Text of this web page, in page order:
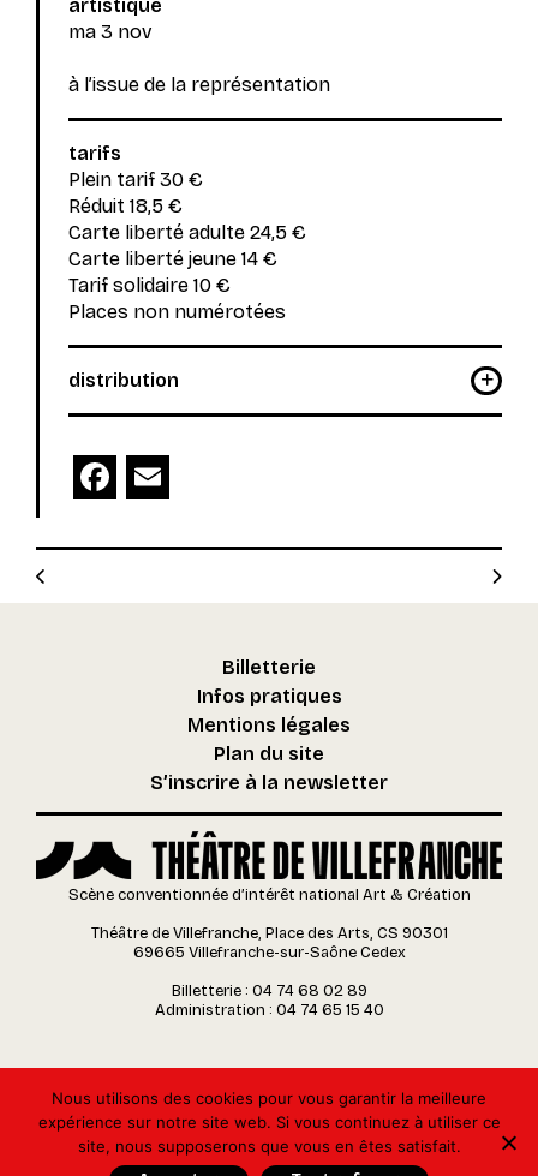
artistique
ma 3 nov
à l’issue de la représentation
tarifs
Plein tarif 30 €
Réduit 18,5 €
Carte liberté adulte 24,5 €
Carte liberté jeune 14 €
Tarif solidaire 10 €
Places non numérotées
distribution
Billetterie
Infos pratiques
Mentions légales
Plan du site
S’inscrire à la newsletter
Scène conventionnée d’intérêt national Art & Création
Théâtre de Villefranche, Place des Arts, CS 90301
69665 Villefranche-sur-Saône Cedex
Billetterie : 04 74 68 02 89
Administration : 04 74 65 15 40
Nous utilisons des cookies pour vous garantir la meilleure
expérience sur notre site web. Si vous continuez à utiliser ce
site, nous supposerons que vous en êtes satisfait.